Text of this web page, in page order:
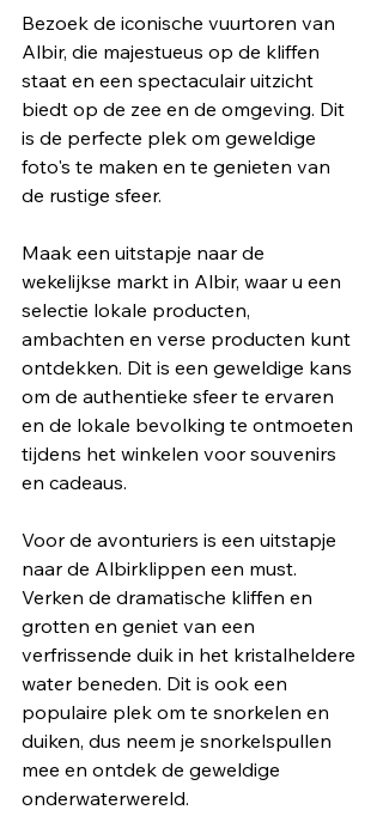
Bezoek de iconische vuurtoren van
Albir, die majestueus op de kliffen
staat en een spectaculair uitzicht
biedt op de zee en de omgeving. Dit
is de perfecte plek om geweldige
foto's te maken en te genieten van
de rustige sfeer.
Maak een uitstapje naar de
wekelijkse markt in Albir, waar u een
selectie lokale producten,
ambachten en verse producten kunt
ontdekken. Dit is een geweldige kans
om de authentieke sfeer te ervaren
en de lokale bevolking te ontmoeten
tijdens het winkelen voor souvenirs
en cadeaus.
Voor de avonturiers is een uitstapje
naar de Albirklippen een must.
Verken de dramatische kliffen en
grotten en geniet van een
verfrissende duik in het kristalheldere
water beneden. Dit is ook een
populaire plek om te snorkelen en
duiken, dus neem je snorkelspullen
mee en ontdek de geweldige
onderwaterwereld.